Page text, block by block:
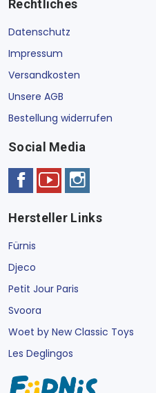
Rechtliches
Datenschutz
Impressum
Versandkosten
Unsere AGB
Bestellung widerrufen
Social Media
Hersteller Links
Fürnis
Djeco
Petit Jour Paris
Svoora
Woet by New Classic Toys
Les Deglingos